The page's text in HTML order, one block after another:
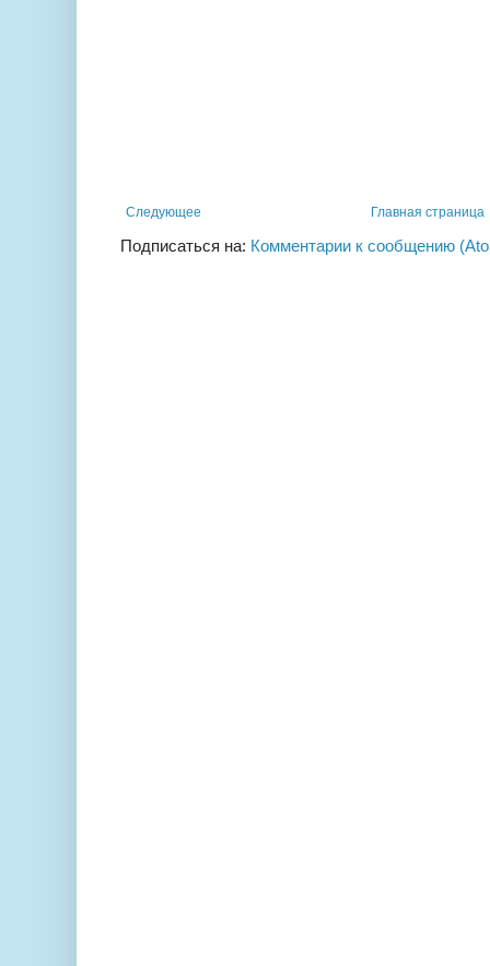
Следующее Главная страница
Подписаться на: Комментарии к сообщению